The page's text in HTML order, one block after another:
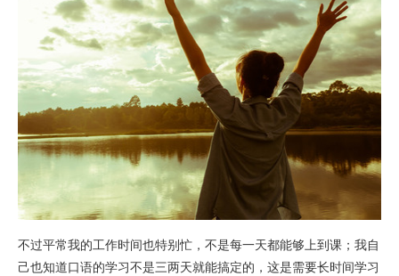
不过平常我的工作时间也特别忙，不是每一天都能够上到课；我自
己也知道口语的学习不是三两天就能搞定的，这是需要长时间学习